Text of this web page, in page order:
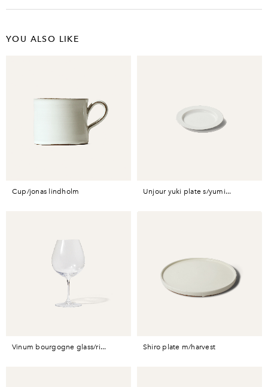
YOU ALSO LIKE
cup/jonas lindholm unjour yuki plate s/yumi...
vinum bourgogne glass/ri... shiro plate m/harvest